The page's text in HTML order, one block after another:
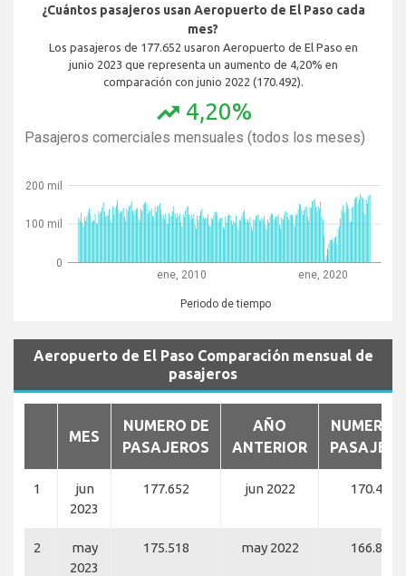
¿Cuántos pasajeros usan Aeropuerto de El Paso cada
mes?
Los pasajeros de 177.652 usaron Aeropuerto de El Paso en
junio 2023 que representa un aumento de 4,20% en
comparación con junio 2022 (170.492).
trending_up 4,20%
Pasajeros comerciales mensuales (todos los meses)
ene, 2010 ene, 2020
Periodo de tiempo
0
100 mil
200 mil
Aeropuerto de El Paso Comparación mensual de
pasajeros
MES
NUMERO DE
PASAJEROS
AÑO
ANTERIOR
NUMERO
1
jun
2023
177.652 jun 2022 170.492
2
may
2023
175.518 may 2022 166.800